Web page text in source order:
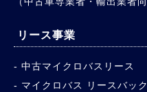
リース事業
中古マイクロバスリース
マイクロバス リースバック